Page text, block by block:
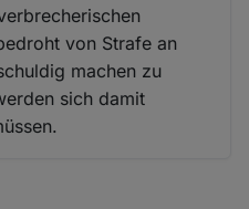
von Strafe an
machen zu
sich damit